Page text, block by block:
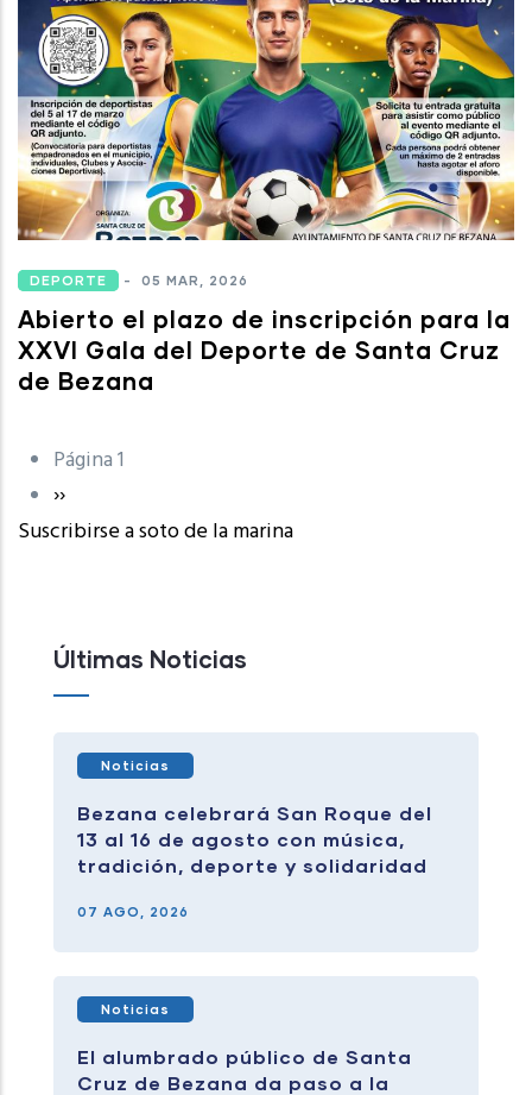
DEPORTE - 05 MAR, 2026
Abierto el plazo de inscripción para la
XXVI Gala del Deporte de Santa Cruz
de Bezana
Paginación
Página 1
Siguiente
página
››
Suscribirse a soto de la marina
Últimas Noticias
Bezana celebrará San Roque del
13 al 16 de agosto con música,
tradición, deporte y solidaridad
Noticias
07 AGO, 2026
El alumbrado público de Santa
Cruz de Bezana da paso a la
Noticias